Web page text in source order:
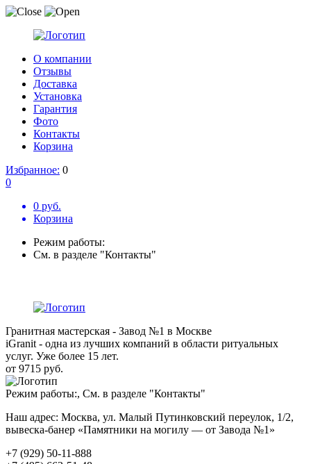
О компании
Отзывы
Доставка
Установка
Гарантия
Фото
Контакты
Корзина
Избранное: 0
0
0 руб.
Корзина
Режим работы:
См. в разделе "Контакты"
Гранитная мастерская - Завод №1 в Москве
iGranit - одна из лучших компаний в области ритуальных
услуг. Уже более 15 лет.
от 9715 руб.
Режим работы:, См. в разделе "Контакты"
Наш адрес: Москва, ул. Малый Путинковский переулок, 1/2,
вывеска-банер «Памятники на могилу — от Завода №1»
+7 (929) 50-11-888